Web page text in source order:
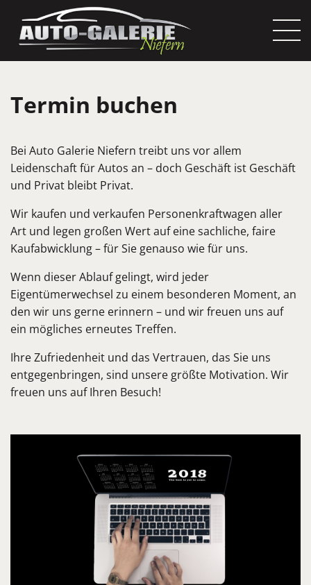
Termin buchen
Bei Auto Galerie Niefern treibt uns vor allem
Leidenschaft für Autos an – doch Geschäft ist Geschäft
und Privat bleibt Privat.
Wir kaufen und verkaufen Personenkraftwagen aller
Art und legen großen Wert auf eine sachliche, faire
Kaufabwicklung – für Sie genauso wie für uns.
Wenn dieser Ablauf gelingt, wird jeder
Eigentümerwechsel zu einem besonderen Moment, an
den wir uns gerne erinnern – und wir freuen uns auf
ein mögliches erneutes Treffen.
Ihre Zufriedenheit und das Vertrauen, das Sie uns
entgegenbringen, sind unsere größte Motivation. Wir
freuen uns auf Ihren Besuch!